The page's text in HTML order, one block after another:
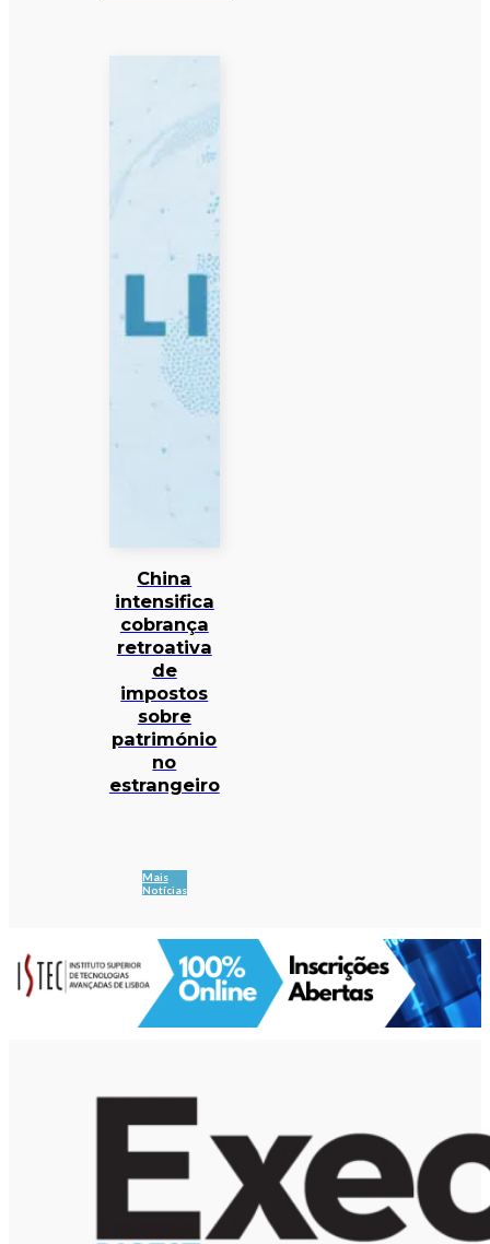
China
intensifica
cobrança
retroativa
de
impostos
sobre
património
no
estrangeiro
Mais
Notícias